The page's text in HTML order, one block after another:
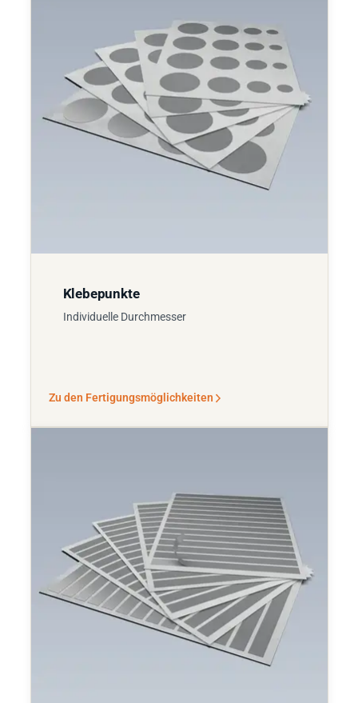
Klebepunkte
Individuelle Durchmesser
Zu den Fertigungsmöglichkeiten